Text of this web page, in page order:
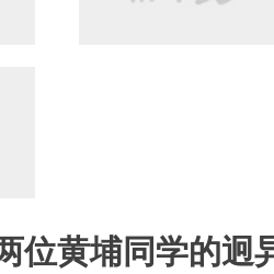
位黄埔同学的迥